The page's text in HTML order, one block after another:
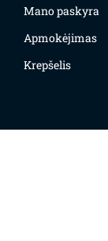
Mano paskyra
Apmokėjimas
Krepšelis